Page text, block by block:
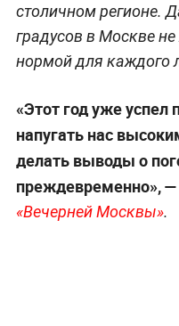
столичном регионе.
градусов в Москве
нормой для каждого
«Этот год уже успел
напугать нас
делать выводы о
преждевременно», —
«Вечерней Москвы».